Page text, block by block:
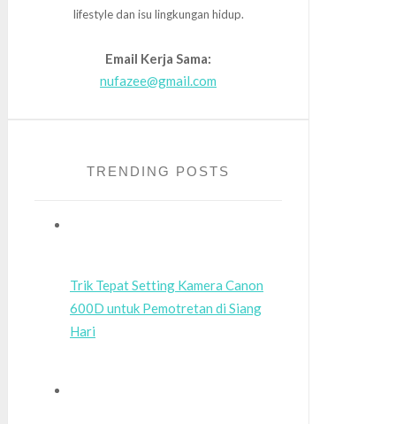
lifestyle dan isu lingkungan hidup.
Email Kerja Sama:
nufazee@gmail.com
TRENDING POSTS
Trik Tepat Setting Kamera Canon
600D untuk Pemotretan di Siang
Hari